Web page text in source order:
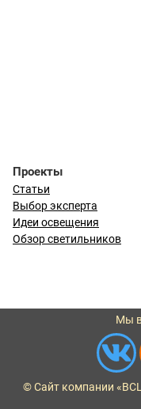
Проекты
Статьи
Выбор эксперта
Идеи освещения
Обзор светильников
Мы в
© Сайт компании